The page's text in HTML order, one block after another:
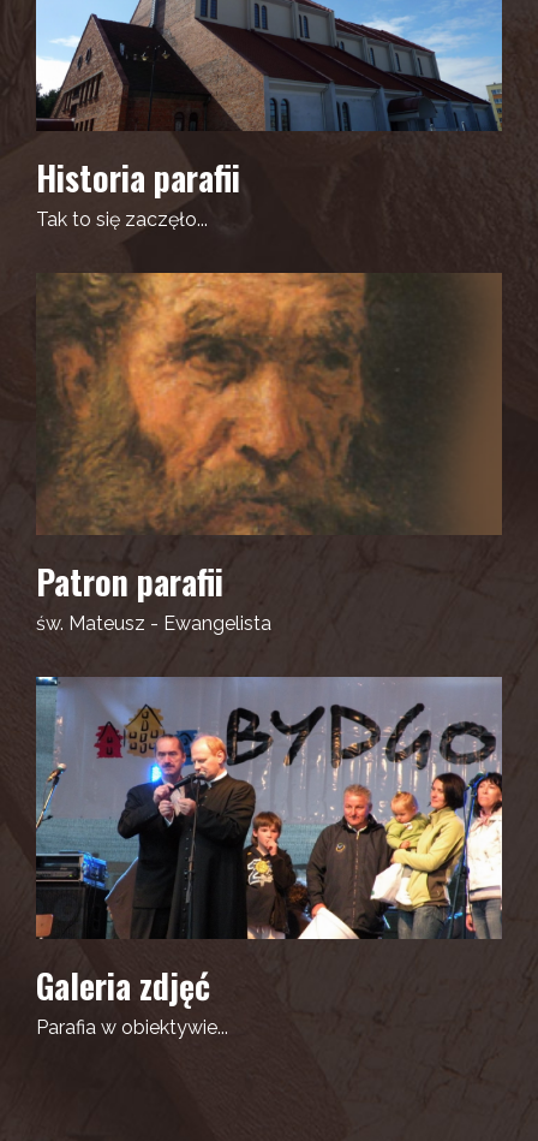
Historia parafii
Tak to się zaczęło...
Patron parafii
św. Mateusz - Ewangelista
Galeria zdjęć
Parafia w obiektywie...